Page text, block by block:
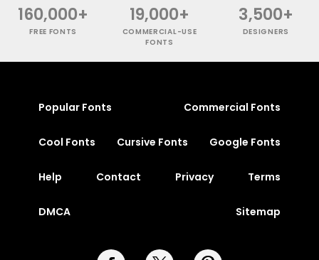
160,000+
FREE FONTS
19,000+
COMMERCIAL-USE
FONTS
3,500+
DESIGNERS
Popular Fonts Commercial Fonts
Cool Fonts Cursive Fonts Google Fonts
Help Contact Privacy Terms
DMCA Sitemap